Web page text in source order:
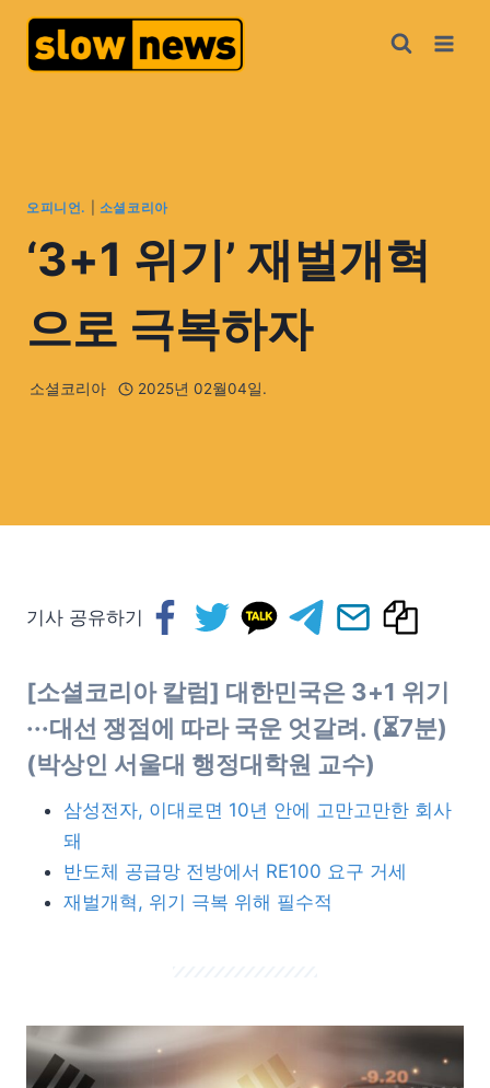
오피니언. 소셜코리아
‘3+1 위기’ 재벌개혁
으로 극복하자
소셜코리아 2025년 02월04일.
기사 공유하기
[소셜코리아 칼럼] 대한민국은 3+1 위기
···대선 쟁점에 따라 국운 엇갈려. (⏳7분)
(박상인 서울대 행정대학원 교수)
삼성전자, 이대로면 10년 안에 고만고만한 회사
돼
반도체 공급망 전방에서 RE100 요구 거세
재벌개혁, 위기 극복 위해 필수적